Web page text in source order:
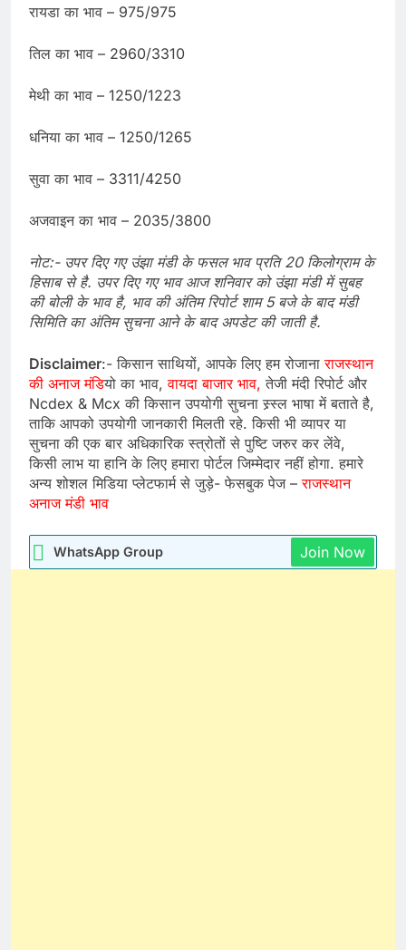
रायडा का भाव – 975/975
तिल का भाव – 2960/3310
मेथी का भाव – 1250/1223
धनिया का भाव – 1250/1265
सुवा का भाव – 3311/4250
अजवाइन का भाव – 2035/3800
नोट:- उपर दिए गए उंझा मंडी के फसल भाव प्रति 20 किलोग्राम के
हिसाब से है. उपर दिए गए भाव आजशनिवारको उंझा मंडी में सुबह
की बोली के भाव है, भाव की अंतिम रिपोर्ट शाम 5 बजे के बाद मंडी
सिमिति का अंतिम सुचना आने के बाद अपडेट की जाती है.
Disclaimer:- किसान साथियों, आपके लिए हम रोजानाराजस्थान
की अनाज मंडियो का भाव, वायदा बाजार भाव, तेजी मंदी रिपोर्ट और
Ncdex & Mcx की किसान उपयोगी सुचना स्र्स्ल भाषा में बताते है,
ताकि आपको उपयोगी जानकारी मिलती रहे. किसी भी व्यापर या
सुचना की एक बार अधिकारिक स्त्रोतों से पुष्टि जरुर कर लेंवे,
किसी लाभ या हानि के लिए हमारा पोर्टल जिम्मेदार नहीं होगा. हमारे
अन्य शोशल मिडिया प्लेटफार्म से जुड़े- फेसबुक पेज –राजस्थान
अनाज मंडी भाव
WhatsApp Group Join Now